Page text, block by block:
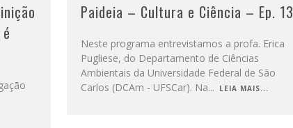
Paideia – Cultura e Ciência – Ep. 13
Neste programa entrevistamos a profa. Erica
Pugliese, do Departamento de Ciências
Ambientais da Universidade Federal de São
Carlos (DCAm - UFSCar). Na... LEIA MAIS...